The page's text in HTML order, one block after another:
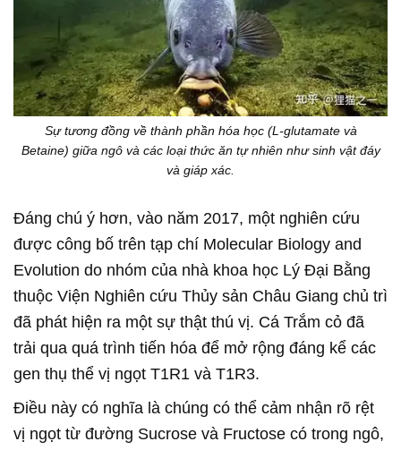
Sự tương đồng về thành phần hóa học (L-glutamate và
Betaine) giữa ngô và các loại thức ăn tự nhiên như sinh vật đáy
và giáp xác.
Đáng chú ý hơn, vào năm 2017, một nghiên cứu
được công bố trên tạp chí Molecular Biology and
Evolution do nhóm của nhà khoa học Lý Đại Bằng
thuộc Viện Nghiên cứu Thủy sản Châu Giang chủ trì
đã phát hiện ra một sự thật thú vị. Cá Trắm cỏ đã
trải qua quá trình tiến hóa để mở rộng đáng kể các
gen thụ thể vị ngọt T1R1 và T1R3.
Điều này có nghĩa là chúng có thể cảm nhận rõ rệt
vị ngọt từ đường Sucrose và Fructose có trong ngô,